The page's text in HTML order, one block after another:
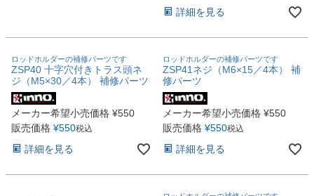
詳細を見る
ロッドホルダーの補修パーツです
ZSP40 十字穴付きトラス頭ネ
ジ（M5×30／4本） 補修パーツ
メーカー希望小売価格 ¥550
販売価格 ¥550税込
詳細を見る
ロッドホルダーの補修パーツです
ZSP41ネジ（M6×15／4本） 補
修パーツ
メーカー希望小売価格 ¥550
販売価格 ¥550税込
詳細を見る